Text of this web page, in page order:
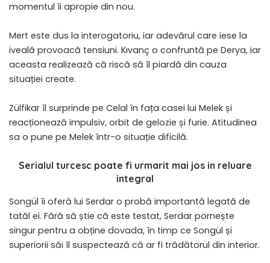
momentul îi apropie din nou.
Mert este dus la interogatoriu, iar adevărul care iese la
iveală provoacă tensiuni. Kıvanç o confruntă pe Derya, iar
aceasta realizează că riscă să îl piardă din cauza
situației create.
Zülfikar îl surprinde pe Celal în fața casei lui Melek și
reacționează impulsiv, orbit de gelozie și furie. Atitudinea
sa o pune pe Melek într-o situație dificilă.
Serialul turcesc poate fi urmarit mai jos in reluare
integral
Songül îi oferă lui Serdar o probă importantă legată de
tatăl ei. Fără să știe că este testat, Serdar pornește
singur pentru a obține dovada, în timp ce Songül și
superiorii săi îl suspectează că ar fi trădătorul din interior.